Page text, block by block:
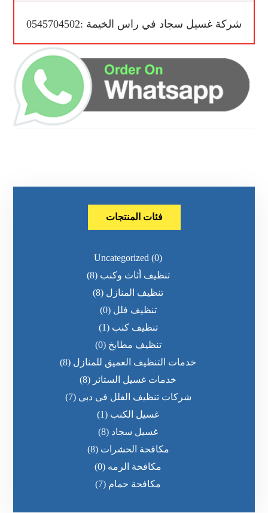
شركة غسيل سجاد في راس الخيمة :0545704502
فئات المنتجات
Uncategorized (0)
تنظيف أثاث وكنب (8)
تنظيف المنازل (8)
تنظيف فلل (0)
تنظيف كنب (1)
تنظيف مطابخ (0)
خدمات التنظيف العميق للمنازل (8)
خدمات غسيل الستائر (8)
شركات تنظيف الفلل فى دبى (7)
غسيل الكنب (1)
غسيل سجاد (8)
مكافحة الحشرات (8)
مكافحة الرمه (0)
مكافحة حمام (7)